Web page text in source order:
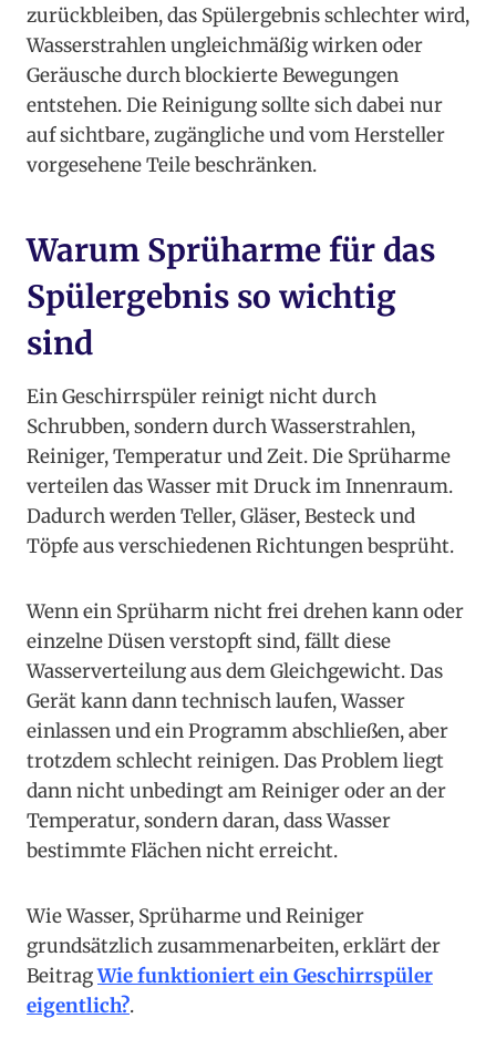
zurückbleiben, das Spülergebnis schlechter wird,
Wasserstrahlen ungleichmäßig wirken oder
Geräusche durch blockierte Bewegungen
entstehen. Die Reinigung sollte sich dabei nur
auf sichtbare, zugängliche und vom Hersteller
vorgesehene Teile beschränken.
Warum Sprüharme für das
Spülergebnis so wichtig
sind
Ein Geschirrspüler reinigt nicht durch
Schrubben, sondern durch Wasserstrahlen,
Reiniger, Temperatur und Zeit. Die Sprüharme
verteilen das Wasser mit Druck im Innenraum.
Dadurch werden Teller, Gläser, Besteck und
Töpfe aus verschiedenen Richtungen besprüht.
Wenn ein Sprüharm nicht frei drehen kann oder
einzelne Düsen verstopft sind, fällt diese
Wasserverteilung aus dem Gleichgewicht. Das
Gerät kann dann technisch laufen, Wasser
einlassen und ein Programm abschließen, aber
trotzdem schlecht reinigen. Das Problem liegt
dann nicht unbedingt am Reiniger oder an der
Temperatur, sondern daran, dass Wasser
bestimmte Flächen nicht erreicht.
Wie Wasser, Sprüharme und Reiniger
grundsätzlich zusammenarbeiten, erklärt der
BeitragWie funktioniert ein Geschirrspüler
eigentlich?.